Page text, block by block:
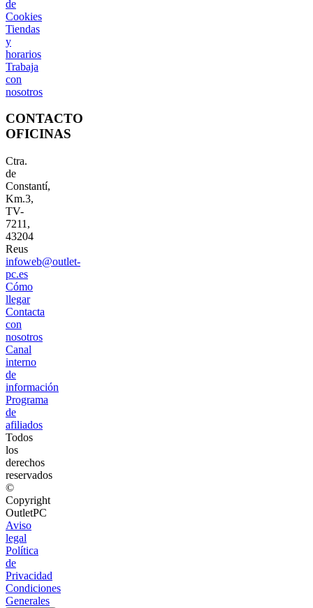
de
Cookies
Tiendas
y
horarios
Trabaja
con
nosotros
CONTACTO
OFICINAS
Ctra.
de
Constantí,
Km.3,
TV-
7211,
43204
Reus
infoweb@outlet-
pc.es
Cómo
llegar
Contacta
con
nosotros
Canal
interno
de
información
Programa
de
afiliados
Todos
los
derechos
reservados
©
Copyright
OutletPC
Aviso
legal
Política
de
Privacidad
Condiciones
Generales